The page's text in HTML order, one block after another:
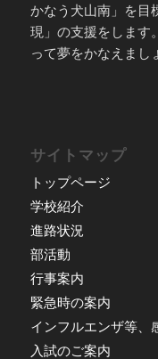
かなう犬山南」を目
現」の支援をします
って夢をかなえまし
サイトマップ
トップページ
学校紹介
進路状況
部活動
行事案内
緊急時の案内
インフルエンザ等、
入試のご案内